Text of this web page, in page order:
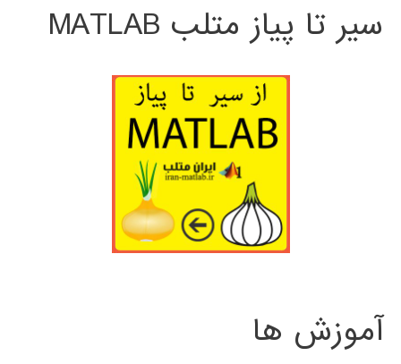
سیر تا پیاز متلب MATLAB
آموزش ها